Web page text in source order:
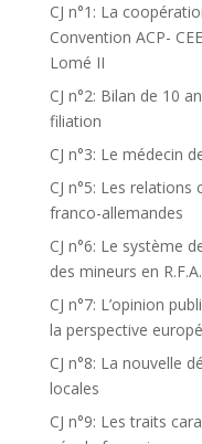
CJ n°1: La
Convention ACP-
Lomé II
CJ n°2: Bilan de 10
filiation
CJ n°3: Le médecin
CJ n°5: Les
franco-allemandes
CJ n°6: Le système
des mineurs en R.F.A.
CJ n°7: L’opinion
la perspective
CJ n°8: La nouvelle
locales
CJ n°9: Les traits